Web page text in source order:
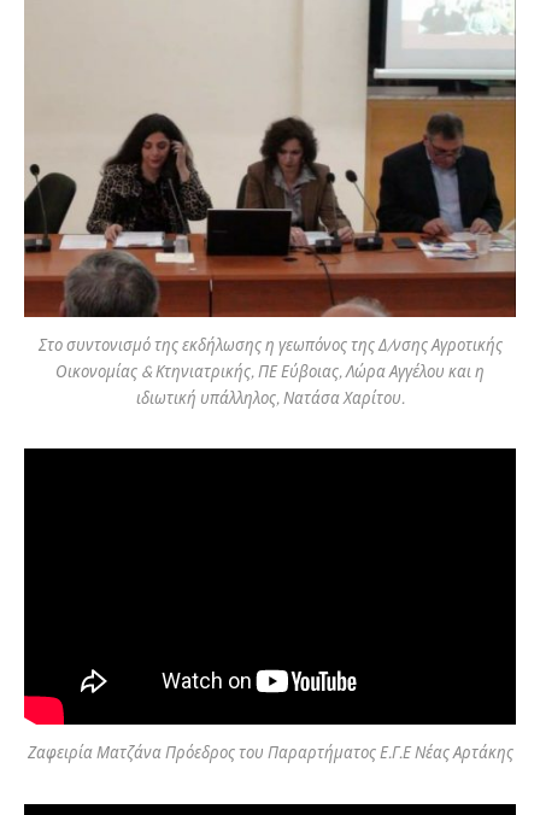
Στο συντονισμό της εκδήλωσης η γεωπόνος της Δ/νσης Αγροτικής
Οικονομίας & Κτηνιατρικής, ΠΕ Εύβοιας, Λώρα Αγγέλου και η
ιδιωτική υπάλληλος, Νατάσα Χαρίτου.
Ζαφειρία Ματζάνα Πρόεδρος του Παραρτήματος Ε.Γ.Ε Νέας Αρτάκης